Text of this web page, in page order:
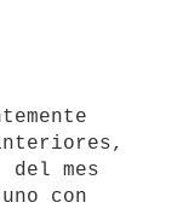
mes
con